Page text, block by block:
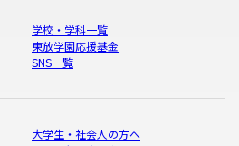
学校・学科一覧
東放学園応援基金
SNS一覧
大学生・社会人の方へ